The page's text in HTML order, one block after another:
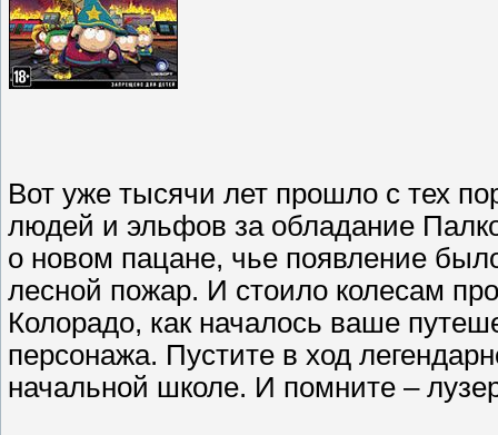
Вот уже тысячи лет прошло с тех
людей и эльфов за обладание
о новом пацане, чье появление
лесной пожар. И стоило колесам
Колорадо, как началось ваше
персонажа. Пустите в ход
начальной школе. И помните –